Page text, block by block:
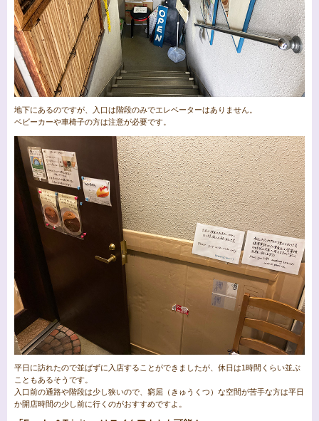
地下にあるのですが、入口は階段のみでエレベーターはありません。
ベビーカーや車椅子の方は注意が必要です。
平日に訪れたので並ばずに入店することができましたが、休日は1時間くらい並ぶ
こともあるそうです。
入口前の通路や階段は少し狭いので、窮屈（きゅうくつ）な空間が苦手な方は平日
か開店時間の少し前に行くのがおすすめですよ。